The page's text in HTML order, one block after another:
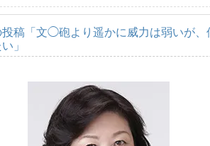
投稿「文◯砲より遥かに威力は弱いが
」